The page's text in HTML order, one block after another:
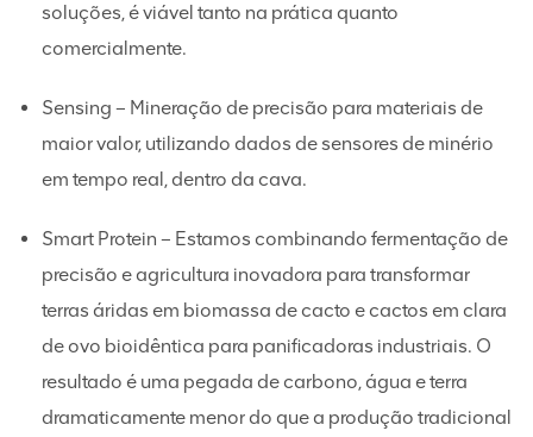
soluções, é viável tanto na prática quanto
comercialmente.
Sensing – Mineração de precisão para materiais de
maior valor, utilizando dados de sensores de minério
em tempo real, dentro da cava.
Smart Protein – Estamos combinando fermentação de
precisão e agricultura inovadora para transformar
terras áridas em biomassa de cacto e cactos em clara
de ovo bioidêntica para panificadoras industriais. O
resultado é uma pegada de carbono, água e terra
dramaticamente menor do que a produção tradicional